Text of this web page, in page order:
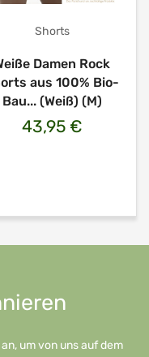
Shorts
Damen Rock
aus 100% Bio-
Bau... (Weiß) (M)
43,95 €
um von uns auf dem